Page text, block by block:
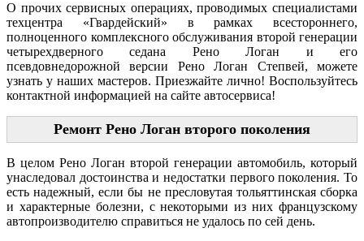
О прочих сервисных операциях, проводимых специалистами
техцентра «Гвардейский» в рамках всестороннего,
полноценного комплексного обслуживания второй генерации
четырехдверного седана Рено Логан и его
псевдовнедорожной версии Рено Логан Степвей, можете
узнать у наших мастеров. Приезжайте лично! Воспользуйтесь
контактной информацией на сайте автосервиса!
Ремонт Рено Логан второго поколения
В целом Рено Логан второй генерации автомобиль, который
унаследовал достоинства и недостатки первого поколения. То
есть надежный, если бы не пресловутая тольяттинская сборка
и характерные болезни, с некоторыми из них французскому
автопроизводителю справиться не удалось по сей день.